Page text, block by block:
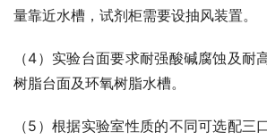
量靠近水槽，试剂柜需要设抽风装置。
（4）实验台面要求耐强酸碱腐蚀及耐
树脂台面及环氧树脂水槽。
（5）根据实验室性质的不同可选配三